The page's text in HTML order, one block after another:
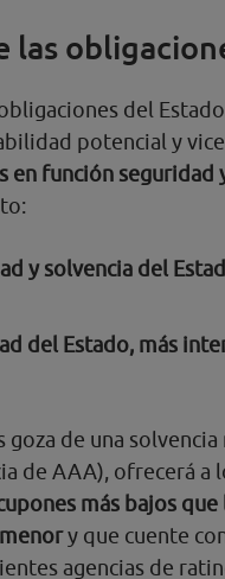
las
del
potencial y
en función
y solvencia del
del Estado, más
goza de una
de AAA), ofrecerá a
más bajos
y que cuente
agencias de